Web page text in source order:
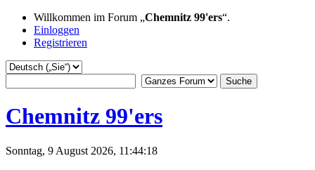
Willkommen im Forum „Chemnitz 99'ers“.
Einloggen
Registrieren
Chemnitz 99'ers
Sonntag, 9 August 2026, 11:44:18